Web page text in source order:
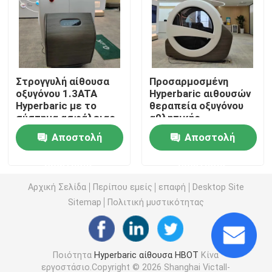
1.3 ΑΤΑ Hyperbaric
Hyperbaric αίθουσα Hardshell
Hyperbaric αίθουσα καθίσματος
Hyperbaric αθλητική αποκατάσταση αιθουσών
Hyperbaric αίθουσα προσοχής πληγών
Hyperbaric αίθουσα οξυγόνου Monoplace
Hyperbaric αίθουσα Multiplace
Στρογγυλή αίθουσα
οξυγόνου 1.3ATA
Hyperbaric με το
σύστημα ασφάλειας
Αποστολή
Προσαρμοσμένη
Hyperbaric αιθουσών
θεραπεία οξυγόνου
αθλητικής
αποκατάστασης
Hyperbaric για την
ανησυχία
Αποστολή
Αρχική Σελίδα Περίπου εμείς επαφή
Desktop Site
Sitemap
Πολιτική μυστικότητας
Ποιότητα Hyperbaric αίθουσα HBOT Κίνα
εργοστάσιο.Copyright © 2026 Shanghai Victall-